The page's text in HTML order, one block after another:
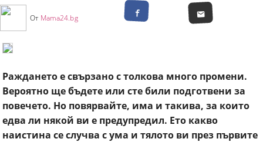
От Mama24.bg
Раждането е свързано с толкова много промени.
Вероятно ще бъдете или сте били подготвени за
повечето. Но повярвайте, има и такива, за които
едва ли някой ви е предупредил. Ето какво
наистина се случва с ума и тялото ви през първите